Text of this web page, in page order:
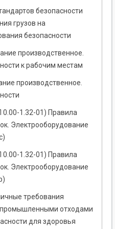
безопасности
грузов на
безопасности
производственное.
к рабочим местам
производственное.
1.32-01) Правила
Электрооборудование
1.32-01) Правила
Электрооборудование
требования
отходами
для здоровья